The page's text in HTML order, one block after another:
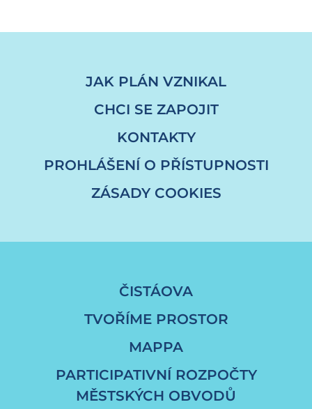
JAK PLÁN VZNIKAL
CHCI SE ZAPOJIT
KONTAKTY
PROHLÁŠENÍ O PŘÍSTUPNOSTI
ZÁSADY COOKIES
ČISTÁOVA
TVOŘÍME PROSTOR
MAPPA
PARTICIPATIVNÍ ROZPOČTY
MĚSTSKÝCH OBVODŮ